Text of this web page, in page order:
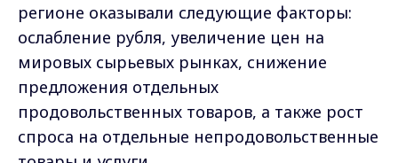
регионе оказывали следующие факторы:
ослабление рубля, увеличение цен на
мировых сырьевых рынках, снижение
предложения отдельных
продовольственных товаров, а также рост
спроса на отдельные непродовольственные